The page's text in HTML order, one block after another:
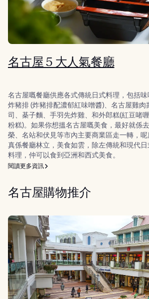
名古屋 5 大人氣餐廳
名古屋嘅餐廳供應各式傳統日式料理，包括味
炸豬排 (炸豬排配濃郁紅味噌醬)、名古屋雞肉
司、棊子麵、手羽先炸雞、和外郎糕(紅豆啫
粉糕)。如果你想搵名古屋嘅美食，最好就係去
榮、名站和伏見等市內主要商業區走一轉，呢
真係餐廳林立，美食如雲，除左傳統和現代日
料理，仲可以食到亞洲和西式美食。
閱讀更多資訊
名古屋購物推介